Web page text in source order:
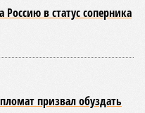
Россию в статус соперника
призвал обуздать